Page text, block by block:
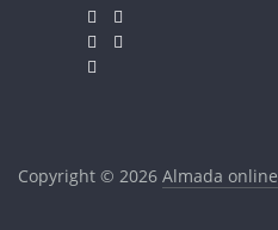
Copyright © 2026 Almada online